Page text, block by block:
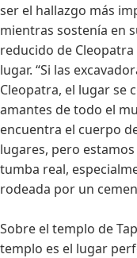
ser el hallazgo más
mientras sostenía en
reducido de
lugar. “Si las
Cleopatra, el lugar se
amantes de todo el
encuentra el cuerpo
lugares, pero
tumba real,
rodeada por un
Sobre el templo de
templo es el lugar